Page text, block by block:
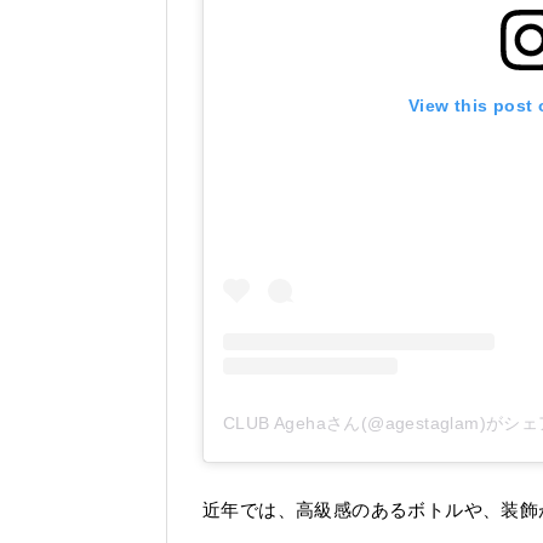
View this post
CLUB Agehaさん(@agestaglam)がシェ
近年では、高級感のあるボトルや、装